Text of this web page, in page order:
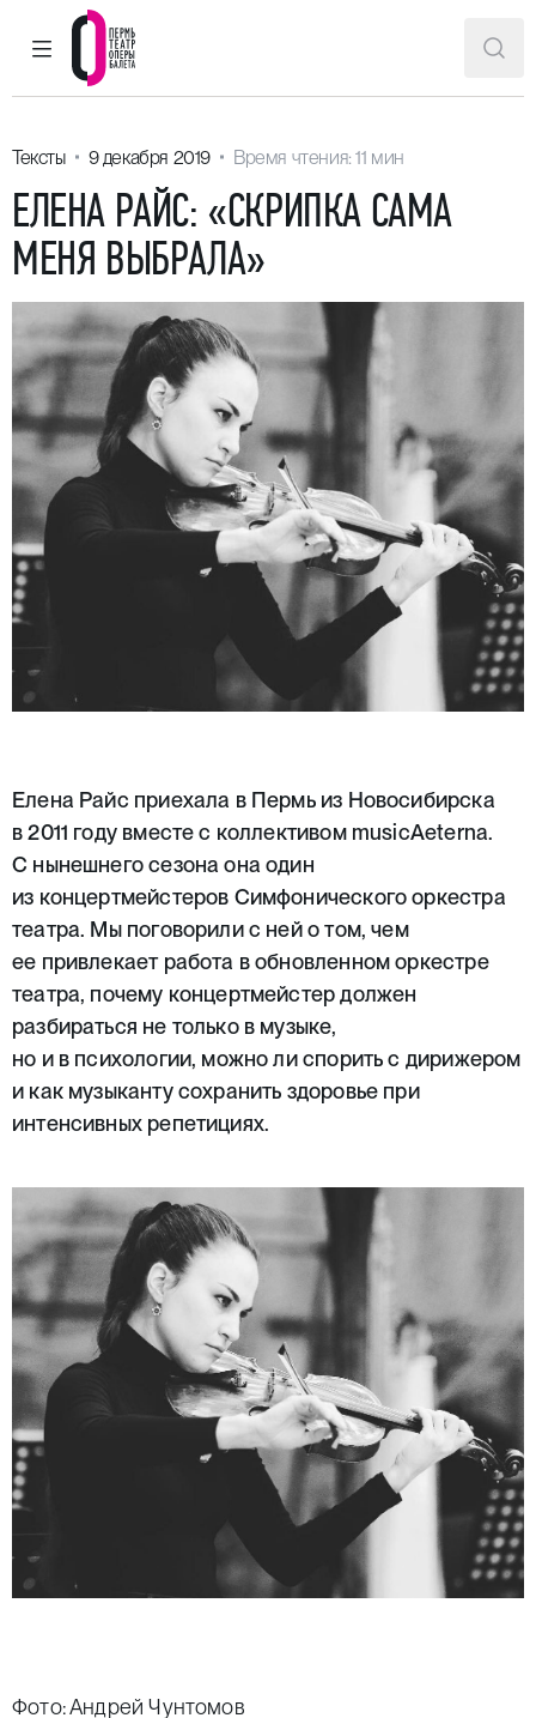
ГЛАВНОЕ МЕНЮ
Пермский театр оперы и балета
Тексты 9 декабря 2019 Время чтения: 11 мин
ЕЛЕНА РАЙС: «СКРИПКА САМА
МЕНЯ ВЫБРАЛА»
Елена Райс приехала в Пермь из Новосибирска
в 2011 году вместе с коллективом musicAeterna.
С нынешнего сезона она один
из концертмейстеров Симфонического оркестра
театра. Мы поговорили с ней о том, чем
ее привлекает работа в обновленном оркестре
театра, почему концертмейстер должен
разбираться не только в музыке,
но и в психологии, можно ли спорить с дирижером
и как музыканту сохранить здоровье при
интенсивных репетициях.
Фото: Андрей Чунтомов